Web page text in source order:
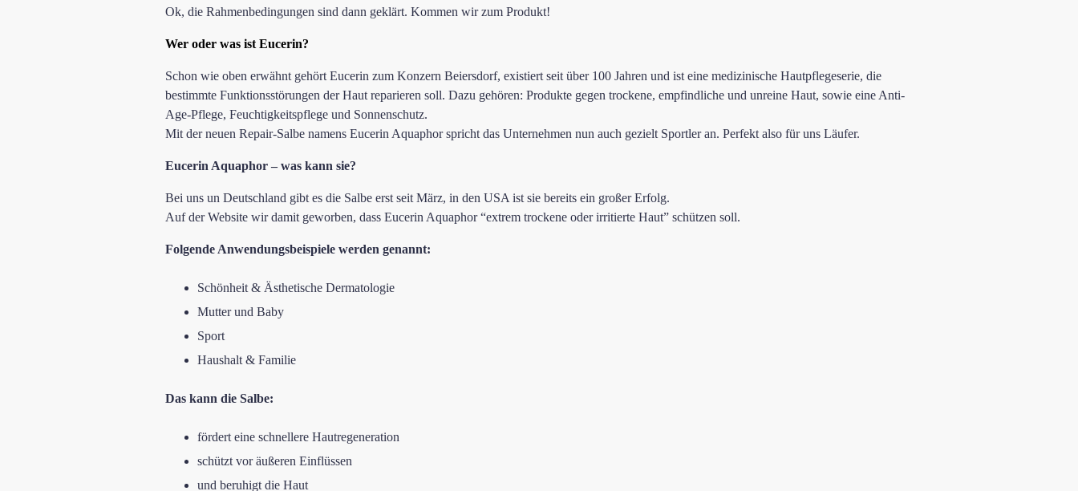
Ok, die Rahmenbedingungen sind dann geklärt. Kommen wir zum Produkt!
Wer oder was ist Eucerin?
Schon wie oben erwähnt gehört Eucerin zum Konzern Beiersdorf, existiert seit über 100 Jahren und ist eine medizinische Hautpflegeserie, die
bestimmte Funktionsstörungen der Haut reparieren soll. Dazu gehören: Produkte gegen trockene, empfindliche und unreine Haut, sowie eine Anti-
Age-Pflege, Feuchtigkeitspflege und Sonnenschutz.
Mit der neuen Repair-Salbe namens Eucerin Aquaphor spricht das Unternehmen nun auch gezielt Sportler an. Perfekt also für uns Läufer.
Eucerin Aquaphor – was kann sie?
Bei uns un Deutschland gibt es die Salbe erst seit März, in den USA ist sie bereits ein großer Erfolg.
Auf der Website wir damit geworben, dass Eucerin Aquaphor “extrem trockene oder irritierte Haut” schützen soll.
Folgende Anwendungsbeispiele werden genannt:
Schönheit & Ästhetische Dermatologie
Mutter und Baby
Sport
Haushalt & Familie
Das kann die Salbe:
fördert eine schnellere Hautregeneration
schützt vor äußeren Einflüssen
und beruhigt die Haut